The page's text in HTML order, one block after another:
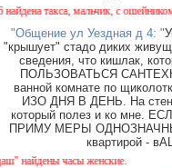
такса, мальчик, с ошейником.
"Общение ул Уездная д 4: "
"крышует" стадо диких
сведения, что кишлак,
ПОЛЬЗОВАТЬСЯ
ванной комнате по
ИЗО ДНЯ В ДЕНЬ. На
который полез и ко мне.
ПРИМУ МЕРЫ
квартирой -
часы женские.